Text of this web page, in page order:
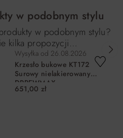
w podobnym stylu
w podobnym stylu?
kilka propozycji…
Wysyłka od 26.08.2026
Krzesło bukowe KT172
Surowy nielakierowany
DRREWMAX
651,00 zł